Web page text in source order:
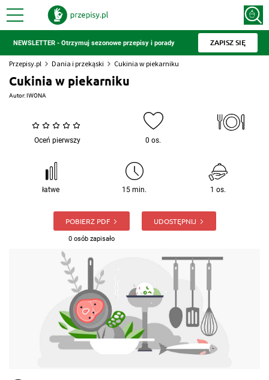
NEWSLETTER - Otrzymuj sezonowe przepisy i porady ZAPISZ SIĘ
Przepisy.pl Dania i przekąski Cukinia w piekarniku
Cukinia w piekarniku
Autor:IWONA
Oceń pierwszy 0 os.
łatwe 15 min. 1 os.
POBIERZ PDF
0 osób zapisało
UDOSTĘPNIJ